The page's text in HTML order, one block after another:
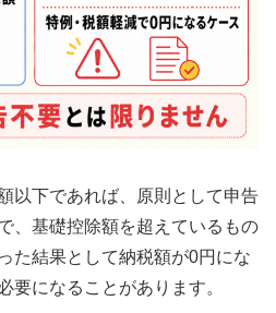
以下であれば、原則として申告
、基礎控除額を超えているもの
た結果として納税額が0円にな
要になることがあります。